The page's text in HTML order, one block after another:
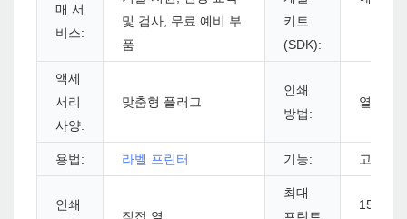
매 서
비스:
및 검사, 무료 예비 부
품
키트
(SDK):
액세
서리
사양:
맞춤형 플러그
인쇄
방법:
열선 인
용법: 라벨 프린터 기능: 고해상
인쇄
최대
152